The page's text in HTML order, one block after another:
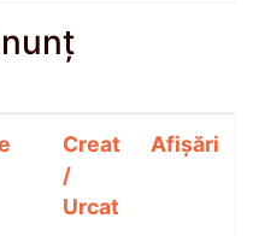
Creat
/
Urcat
Afișări